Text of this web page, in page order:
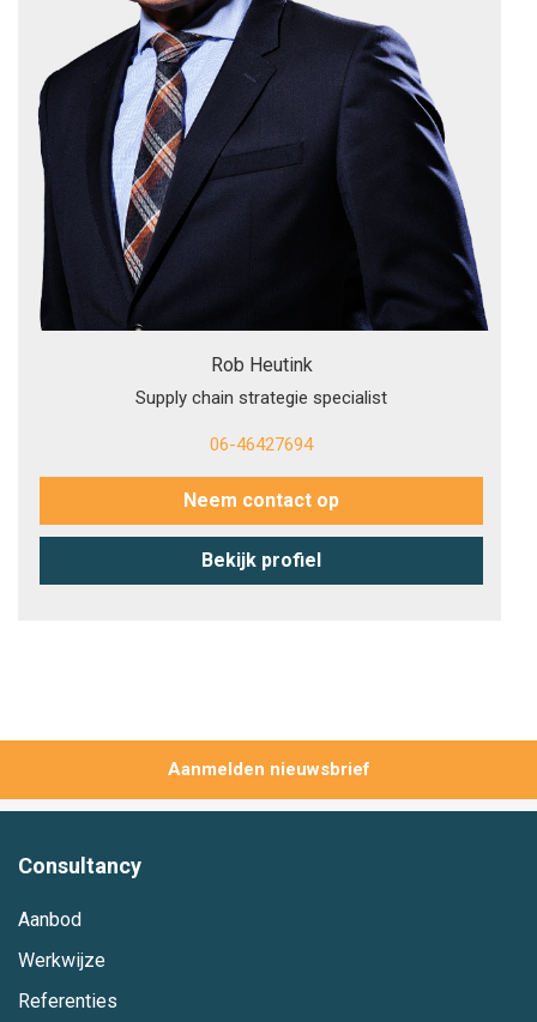
Rob Heutink
Supply chain strategie specialist
06-46427694
Neem contact op
Bekijk profiel
Aanmelden
Consultancy
Aanbod
Werkwijze
Referenties